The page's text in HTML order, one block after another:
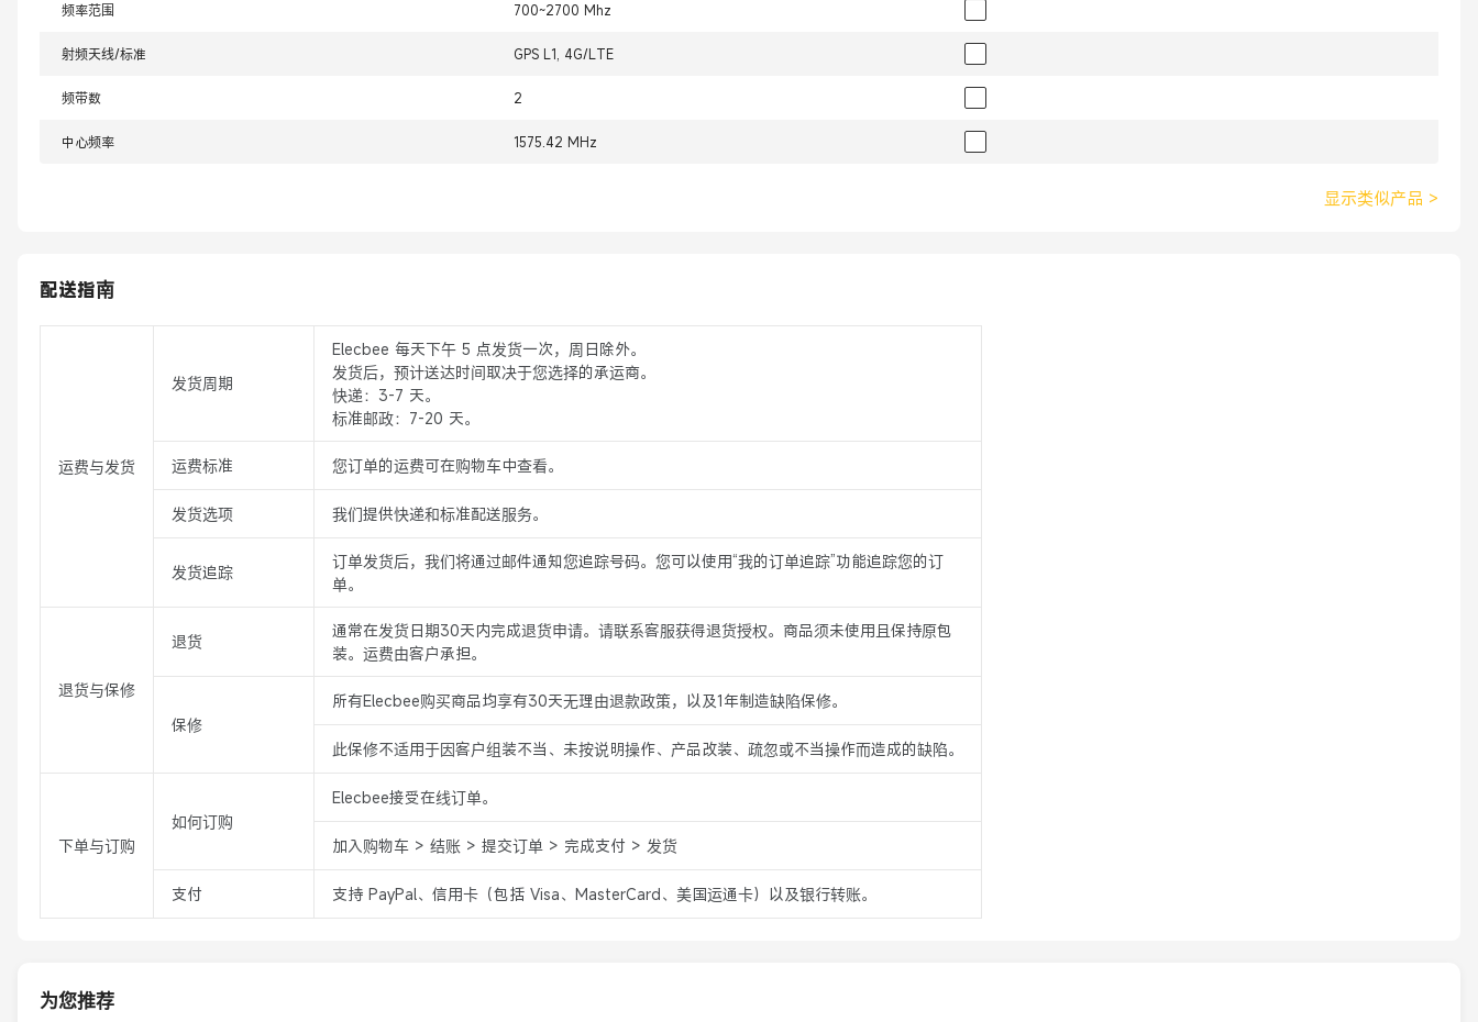
频率范围 700~2700 Mhz
射频天线/标准 GPS L1, 4G/LTE
频带数 2
中心频率 1575.42 MHz
显示类似产品 >
配送指南
运费与发货
发货周期
Elecbee 每天下午 5 点发货一次，周日除外。
发货后，预计送达时间取决于您选择的承运商。
快递：3-7 天。
标准邮政：7-20 天。
运费标准 您订单的运费可在购物车中查看。
发货选项 我们提供快递和标准配送服务。
发货追踪
订单发货后，我们将通过邮件通知您追踪号码。您可以使用“我的订单追踪”功能追踪您的订
单。
退货与保修
退货
通常在发货日期30天内完成退货申请。请联系客服获得退货授权。商品须未使用且保持原包
装。运费由客户承担。
保修
所有Elecbee购买商品均享有30天无理由退款政策，以及1年制造缺陷保修。
此保修不适用于因客户组装不当、未按说明操作、产品改装、疏忽或不当操作而造成的缺陷。
下单与订购
如何订购
Elecbee接受在线订单。
加入购物车 > 结账 > 提交订单 > 完成支付 > 发货
支付 支持 PayPal、信用卡（包括 Visa、MasterCard、美国运通卡）以及银行转账。
为您推荐